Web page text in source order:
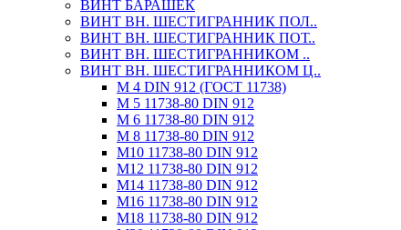
ВИНТ БАРАШЕК
ВИНТ ВН. ШЕСТИГРАННИК ПОЛ..
ВИНТ ВН. ШЕСТИГРАННИК ПОТ..
ВИНТ ВН. ШЕСТИГРАННИКОМ ..
ВИНТ ВН. ШЕСТИГРАННИКОМ Ц..
М 4 DIN 912 (ГОСТ 11738)
М 5 11738-80 DIN 912
М 6 11738-80 DIN 912
М 8 11738-80 DIN 912
М10 11738-80 DIN 912
М12 11738-80 DIN 912
М14 11738-80 DIN 912
М16 11738-80 DIN 912
М18 11738-80 DIN 912